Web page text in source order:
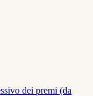
dei premi (da